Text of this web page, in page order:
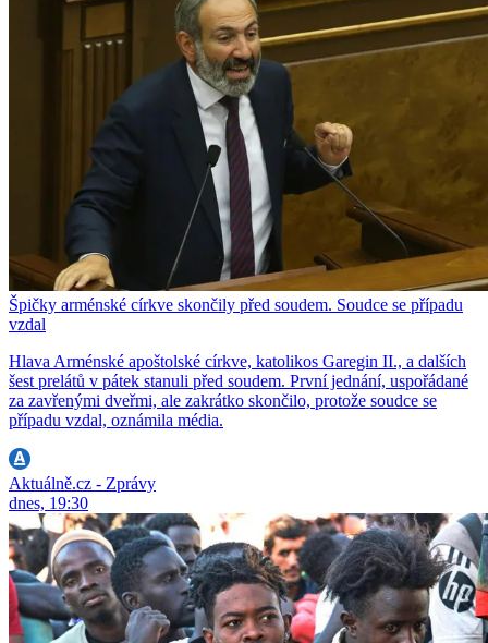
Špičky arménské církve skončily před soudem. Soudce se případu
vzdal
Hlava Arménské apoštolské církve, katolikos Garegin II., a dalších
šest prelátů v pátek stanuli před soudem. První jednání, uspořádané
za zavřenými dveřmi, ale zakrátko skončilo, protože soudce se
případu vzdal, oznámila média.
Aktuálně.cz - Zprávy
dnes, 19:30